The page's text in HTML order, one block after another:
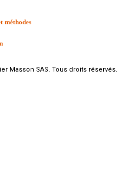
méthodes
Masson SAS. Tous droits réservés.